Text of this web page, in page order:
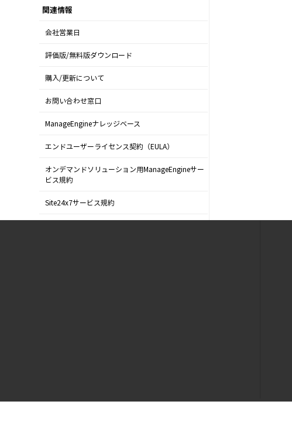
関連情報
会社営業日
評価版/無料版ダウンロード
購入/更新について
お問い合わせ窓口
ManageEngineナレッジベース
エンドユーザーライセンス契約（EULA）
オンデマンドソリューション用ManageEngineサー
ビス規約
Site24x7サービス規約